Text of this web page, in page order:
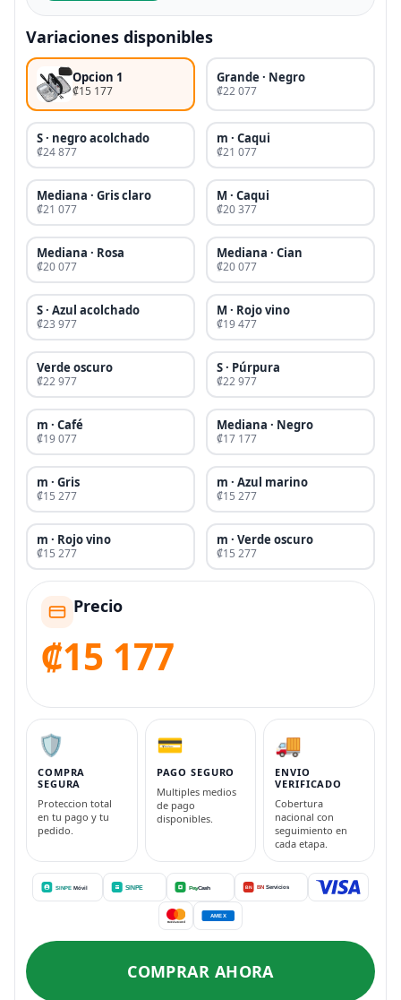
Variaciones disponibles
Opcion 1
₡15 177
Grande · Negro
₡22 077
S · negro acolchado
₡24 877
m · Caqui
₡21 077
Mediana · Gris claro
₡21 077
M · Caqui
₡20 377
Mediana · Rosa
₡20 077
Mediana · Cian
₡20 077
S · Azul acolchado
₡23 977
M · Rojo vino
₡19 477
Verde oscuro
₡22 977
S · Púrpura
₡22 977
m · Café
₡19 077
Mediana · Negro
₡17 177
m · Gris
₡15 277
m · Azul marino
₡15 277
m · Rojo vino
₡15 277
m · Verde oscuro
₡15 277
Precio
₡15 177
🛡️
COMPRA
SEGURA
Proteccion total
en tu pago y tu
pedido.
💳
PAGO SEGURO
Multiples medios
de pago
disponibles.
🚚
ENVIO
VERIFICADO
Cobertura
nacional con
seguimiento en
cada etapa.
COMPRAR AHORA